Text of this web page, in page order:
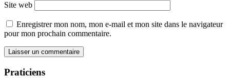
Site web
Enregistrer mon nom, mon e-mail et mon site dans le navigateur
pour mon prochain commentaire.
Praticiens